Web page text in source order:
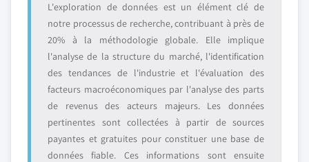
L'exploration de données est un élément clé de
notre processus de recherche, contribuant à près de
20% à la méthodologie globale. Elle implique
l'analyse de la structure du marché, l'identification
des tendances de l'industrie et l'évaluation des
facteurs macroéconomiques par l'analyse des parts
de revenus des acteurs majeurs. Les données
pertinentes sont collectées à partir de sources
payantes et gratuites pour constituer une base de
données fiable. Ces informations sont ensuite